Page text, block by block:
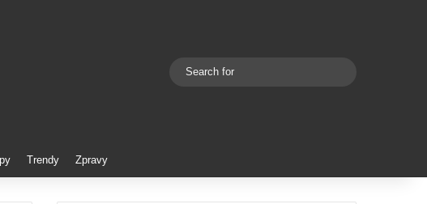
Switch skin
Trendy Zpravy